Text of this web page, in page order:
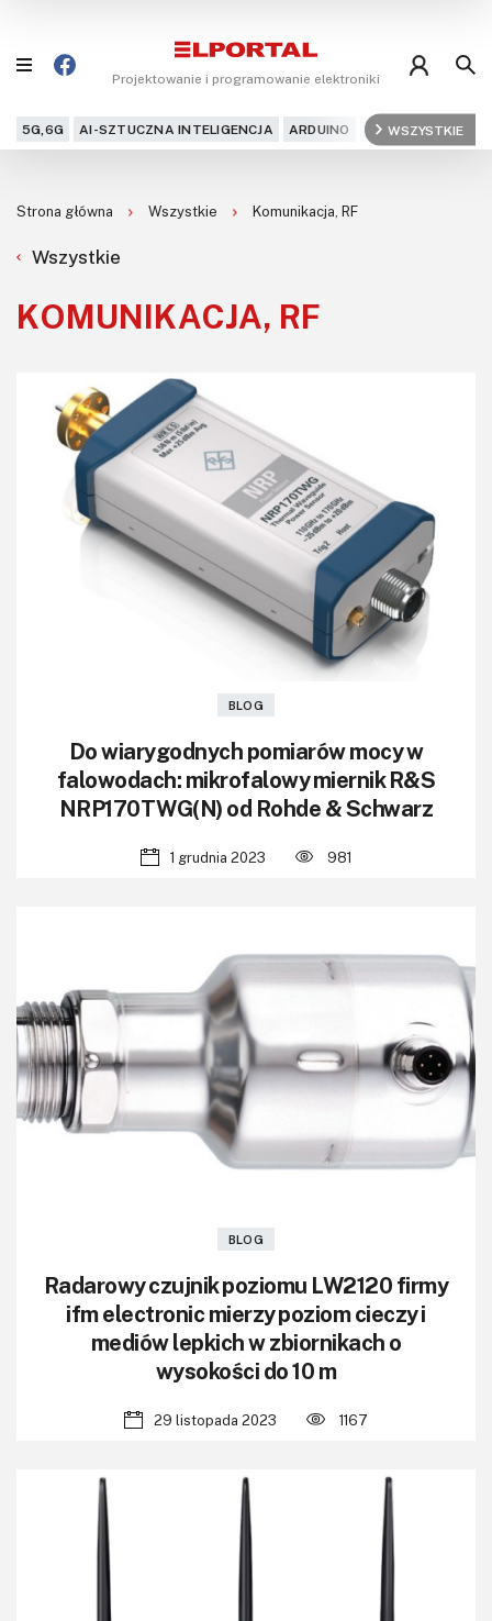
Projektowanie i programowanie elektroniki
5G,6G AI-SZTUCZNA INTELIGENCJA ARDUINO ARM AUDIO
WSZYSTKIE
DIY+
Czytelnia
Dla Ciebie
KITy AVT
Kontakt
Newsletter
Do pobrania
Strona główna Wszystkie Komunikacja, RF
Wszystkie
KOMUNIKACJA, RF
BLOG
Do wiarygodnych pomiarów mocy w
falowodach: mikrofalowy miernik R&S
NRP170TWG(N) od Rohde & Schwarz
1 grudnia 2023 981
BLOG
Radarowy czujnik poziomu LW2120 firmy
ifm electronic mierzy poziom cieczy i
mediów lepkich w zbiornikach o
wysokości do 10 m
29 listopada 2023 1167